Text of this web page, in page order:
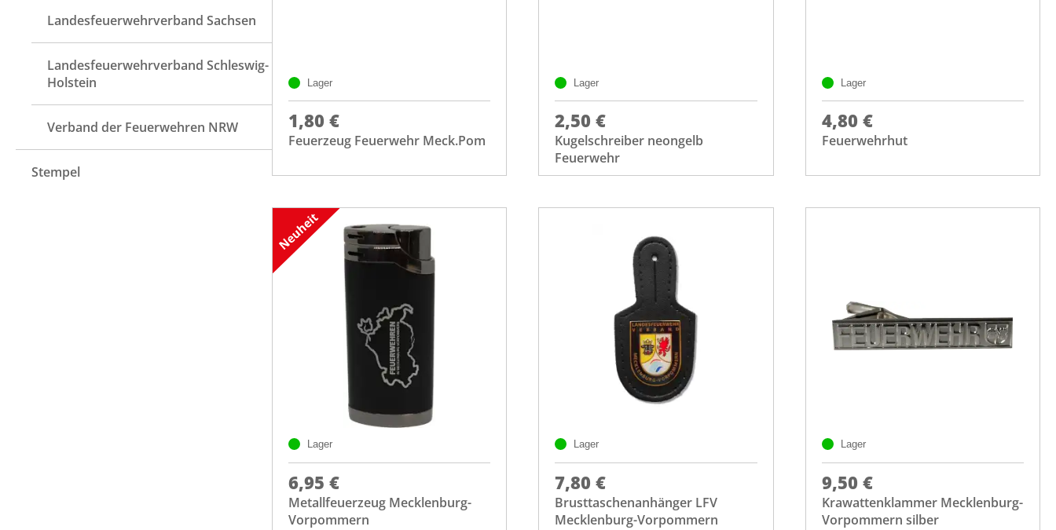
Landesfeuerwehrverband Sachsen
Landesfeuerwehrverband Schleswig-
Holstein
Verband der Feuerwehren NRW
Stempel
Lager
1,80 €
Feuerzeug Feuerwehr Meck.Pom
Lager
2,50 €
Kugelschreiber neongelb
Feuerwehr
Lager
4,80 €
Feuerwehrhut
Lager
6,95 €
Metallfeuerzeug Mecklenburg-
Vorpommern
Lager
7,80 €
Brusttaschenanhänger LFV
Mecklenburg-Vorpommern
Lager
9,50 €
Krawattenklammer Mecklenburg-
Vorpommern silber